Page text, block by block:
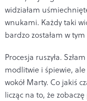
widziałam
wnukami. Każdy taki
bardzo zostałam w
Procesja ruszyła.
modlitwie i śpiewie,
wokół Marty. Co jakiś
licząc na to, że